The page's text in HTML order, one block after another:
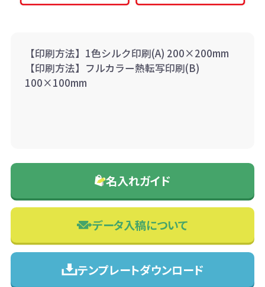
【印刷方法】1色シルク印刷(A) 200×200mm
【印刷方法】フルカラー熱転写印刷(B)
100×100mm
名入れガイド
データ入稿について
テンプレートダウンロード